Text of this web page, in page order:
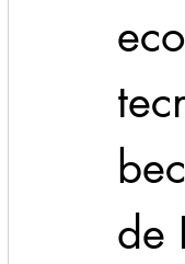
de